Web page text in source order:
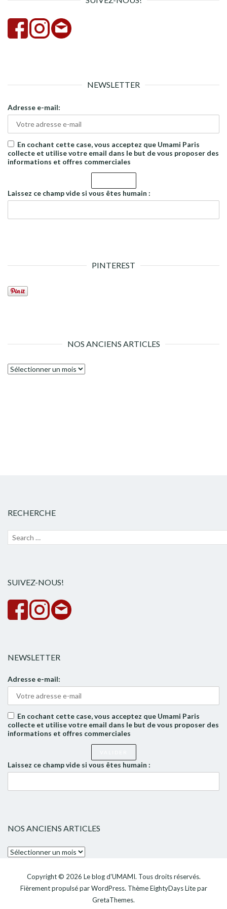
NEWSLETTER
Adresse e-mail:
En cochant cette case, vous acceptez que Umami Paris
collecte et utilise votre email dans le but de vous proposer des
informations et offres commerciales
Laissez ce champ vide si vous êtes humain :
PINTEREST
NOS ANCIENS ARTICLES
Nos
RECHERCHE
Recherche
SUIVEZ-NOUS!
NEWSLETTER
Adresse e-mail:
En cochant cette case, vous acceptez que Umami Paris
collecte et utilise votre email dans le but de vous proposer des
informations et offres commerciales
Laissez ce champ vide si vous êtes humain :
NOS ANCIENS ARTICLES
Nos
articlesCopyright © 2026 Le blog d'UMAMI. Tous droits réservés.
Fièrement propulsé parWordPress. ThèmeEightyDays Litepar
GretaThemes.